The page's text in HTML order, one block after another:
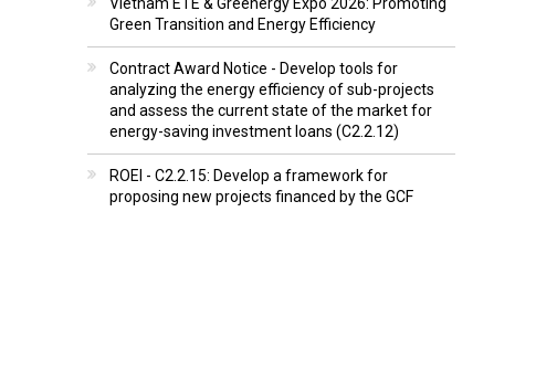
Vietnam ETE & Greenergy Expo 2026: Promoting
Green Transition and Energy Efficiency
Contract Award Notice - Develop tools for
analyzing the energy efficiency of sub-projects
and assess the current state of the market for
energy-saving investment loans (C2.2.12)
ROEI - C2.2.15: Develop a framework for
proposing new projects financed by the GCF